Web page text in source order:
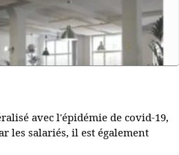
avec l'épidémie de covid-19,
les salariés, il est également